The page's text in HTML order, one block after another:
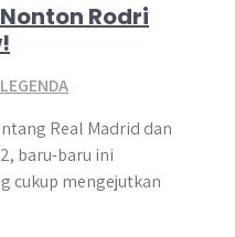
Rodri
Real Madrid dan
baru-baru ini
cukup mengejutkan